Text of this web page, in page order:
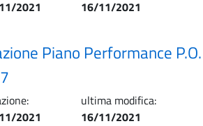
2021
16/11/2021
Piano Performance P.O.
2021
ultima modifica:
16/11/2021